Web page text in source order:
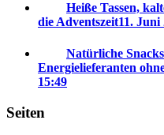
Heiße Tassen,
die Adventszeit11. Juni
Natürliche
Energielieferanten
15:49
Seiten